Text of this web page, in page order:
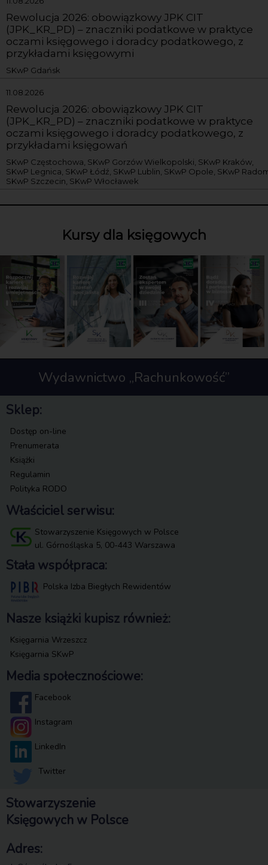
Rewolucja 2026: obowiązkowy JPK CIT
(JPK_KR_PD) – znaczniki podatkowe w praktyce
oczami księgowego i doradcy podatkowego, z
przykładami księgowymi
SKwP Gdańsk
11.08.2026
Rewolucja 2026: obowiązkowy JPK CIT
(JPK_KR_PD) – znaczniki podatkowe w praktyce
oczami księgowego i doradcy podatkowego, z
przykładami księgowań
SKwP Częstochowa, SKwP Gorzów Wielkopolski, SKwP Kraków,
SKwP Legnica, SKwP Łódź, SKwP Lublin, SKwP Opole, SKwP
SKwP Szczecin, SKwP Włocławek
Kursy dla księgowych
Wydawnictwo „Rachunkowość”
Sklep:
Dostęp on-line
Prenumerata
Książki
Regulamin
Polityka RODO
Właściciel serwisu:
Stowarzyszenie Księgowych w Polsce
ul. Górnośląska 5, 00-443 Warszawa
Stała współpraca:
Polska Izba Biegłych Rewidentów
Nasze książki kupisz również:
Księgarnia Wrzeszcz
Księgarnia SKwP
Media społecznościowe:
Facebook
Instagram
LinkedIn
Twitter
Stowarzyszenie
Księgowych w Polsce
Adres: